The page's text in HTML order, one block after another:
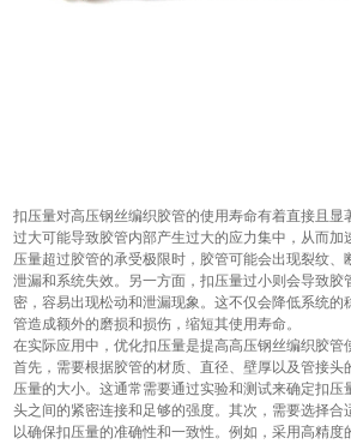
扣压量对高压钢丝编织胶管的使用寿命有着直接且显
过大可能导致胶管内部产生过大的应力集中，从而加
压量超过胶管的承受极限时，胶管可能会出现裂纹、
泄漏和系统失效。另一方面，扣压量过小则会导致胶
密，容易出现松动和泄漏现象。这不仅会降低系统的
管造成额外的磨损和损伤，缩短其使用寿命。
在实际应用中，优化扣压量是提高高压钢丝编织胶管
首先，需要根据胶管的材质、直径、壁厚以及管接头
压量的大小。这通常需要通过实验和测试来确定扣压
头之间的紧密连接和足够的强度。其次，需要选择合
以确保扣压量的准确性和一致性。例如，采用高精度